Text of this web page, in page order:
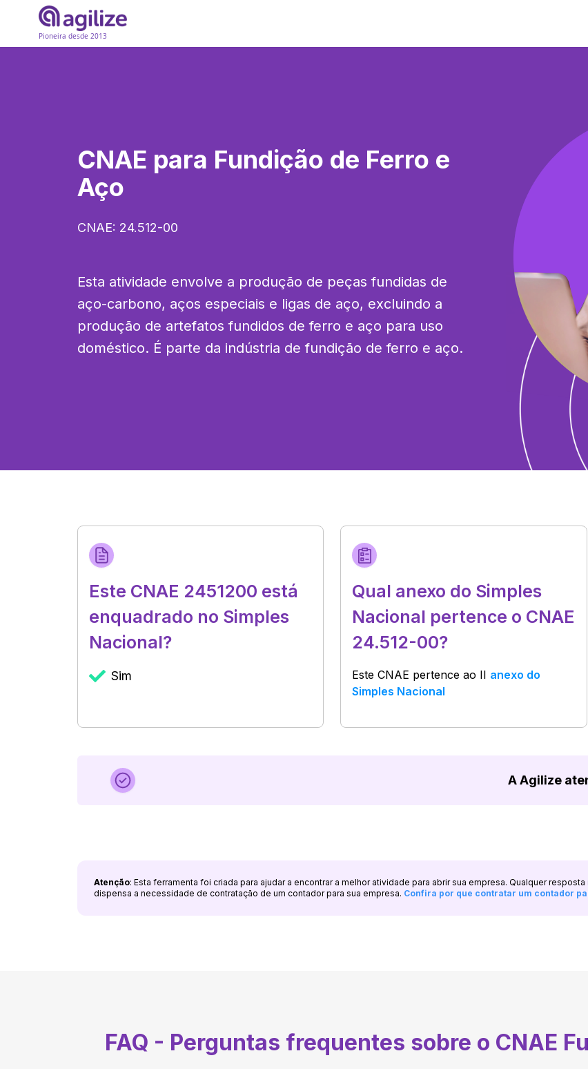
Pioneira desde 2013
CNAE para Fundição de Ferro e
Aço
CNAE: 24.512-00
Esta atividade envolve a produção de peças fundidas de
aço-carbono, aços especiais e ligas de aço, excluindo a
produção de artefatos fundidos de ferro e aço para uso
doméstico. É parte da indústria de fundição de ferro e aço.
Este CNAE 2451200 está
enquadrado no Simples
Nacional?
Sim
Qual anexo do Simples
Nacional pertence o CNAE
24.512-00?
Este CNAE pertence ao II anexo do
Simples Nacional
A Agilize
Atenção: Esta ferramenta foi criada para ajudar a encontrar a melhor atividade para abrir sua empresa. Qualquer
dispensa a necessidade de contratação de um contador para sua empresa. Confira por que contratar um contador
FAQ - Perguntas frequentes sobre o CNAE